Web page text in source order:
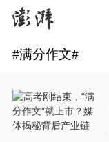
#满分作文#